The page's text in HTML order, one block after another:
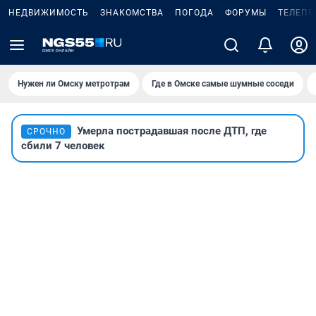
НЕДВИЖИМОСТЬ ЗНАКОМСТВА ПОГОДА ФОРУМЫ
Нужен ли Омску метротрам Где в Омске самые шумные соседи
СРОЧНО
Умерла пострадавшая после ДТП, где
сбили 7 человек